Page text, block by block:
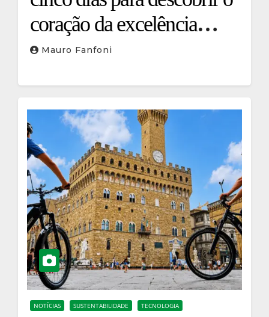
coração da excelência
italiana da beleza
Mauro Fanfoni
NOTÍCIAS SUSTENTABILIDADE TECNOLOGIA